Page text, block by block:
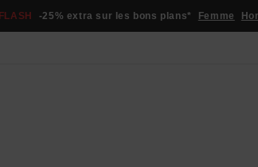
-25% extra sur les bons plans* Femme